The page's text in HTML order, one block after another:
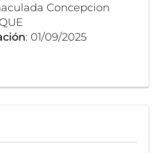
Concepcion
: 01/09/2025